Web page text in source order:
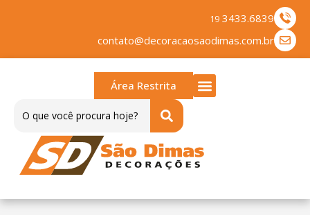
19 3433.6839
contato@decoracaosaodimas.com.br
Área Restrita